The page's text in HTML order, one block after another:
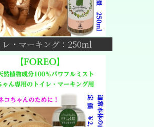
レ・マーキング：250ml